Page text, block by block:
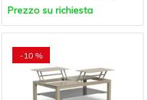
Prezzo su richiesta
-10 %